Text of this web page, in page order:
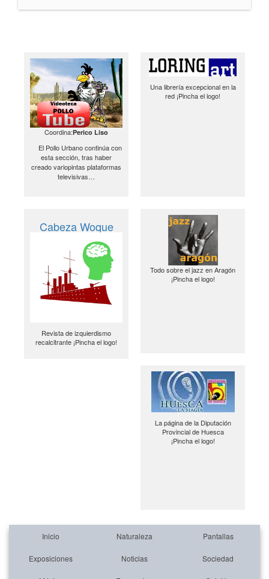
Coordina:Perico Liso
El Pollo Urbano continúa con
esta sección, tras haber
creado variopintas plataformas
televisivas…
Una librería excepcional en la
red ¡Pincha el logo!
Cabeza Woque
Revista de izquierdismo
recalcitrante ¡Pincha el logo!
Todo sobre el jazz en Aragón
¡Pincha el logo!
La página de la Diputación
Provincial de Huesca
¡Pincha el logo!
Inicio Naturaleza Pantallas
Exposiciones Noticias Sociedad